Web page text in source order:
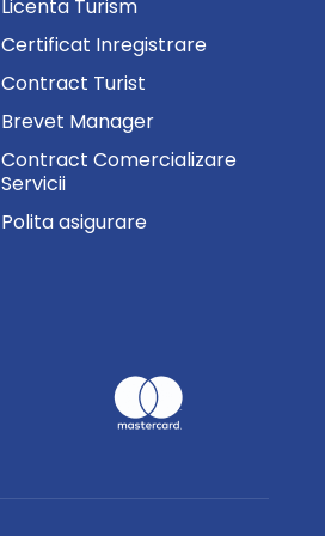
Licenta Turism
Certificat Inregistrare
Contract Turist
Brevet Manager
Contract Comercializare
Servicii
Polita asigurare